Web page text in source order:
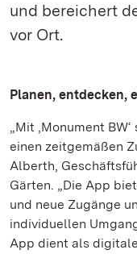
und bereichert
vor Ort.
Planen, entdecken,
„Mit ‚Monument
einen zeitgemäßen
Alberth,
Gärten. „Die App
und neue Zugänge
individuellen
App dient als